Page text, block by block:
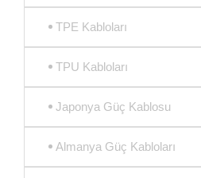
TPE Kabloları
TPU Kabloları
Japonya Güç Kablosu
Almanya Güç Kabloları